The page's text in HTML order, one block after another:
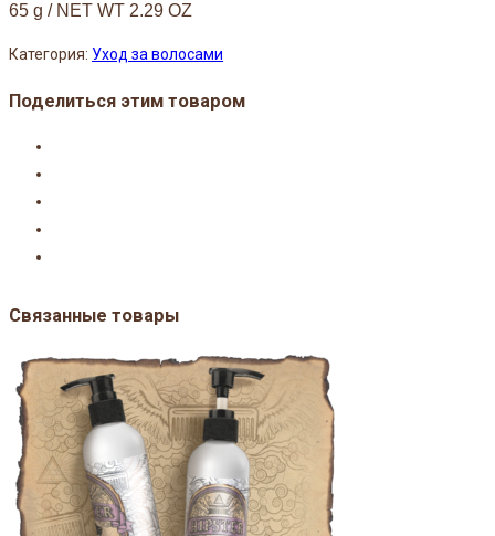
65 g / NET WT 2.29 OZ
Категория: Уход за волосами
Поделиться этим товаром
Связанные товары